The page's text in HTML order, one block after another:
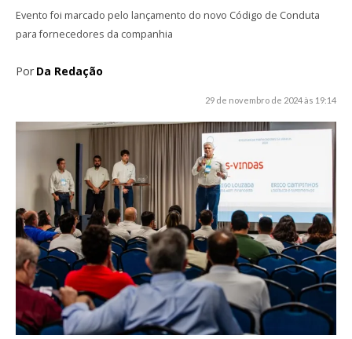
Evento foi marcado pelo lançamento do novo Código de Conduta
para fornecedores da companhia
Por Da Redação
29 de novembro de 2024 às 19:14